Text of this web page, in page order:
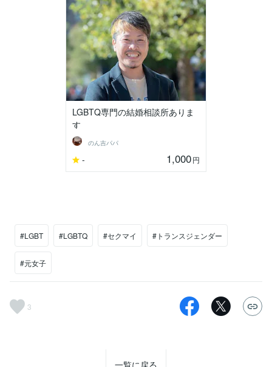
LGBTQ専門の結婚相談所ありま
す
のん吉パパ
- 1,000円
#LGBT #LGBTQ #セクマイ #トランスジェンダー
#元女子
3